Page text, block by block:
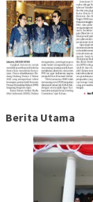
Berita Utama